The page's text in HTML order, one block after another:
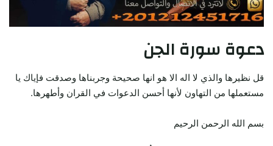
دعوة سورة الجن
قل نظيرها والذي لا اله الا هو انها صحيحة وجربناها وصدقت فإياك يا
مستعملها من التهاون لأنها أحسن الدعوات في القران وأطهرها.
بسم الله الرحمن الرحيم